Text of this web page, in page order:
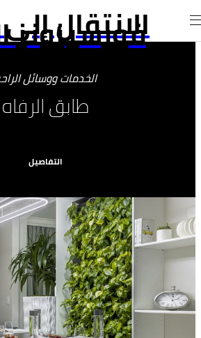
الانتقال
فورسيزونز
الخدمات ووسائل
طابق الرفاه
التفاصيل